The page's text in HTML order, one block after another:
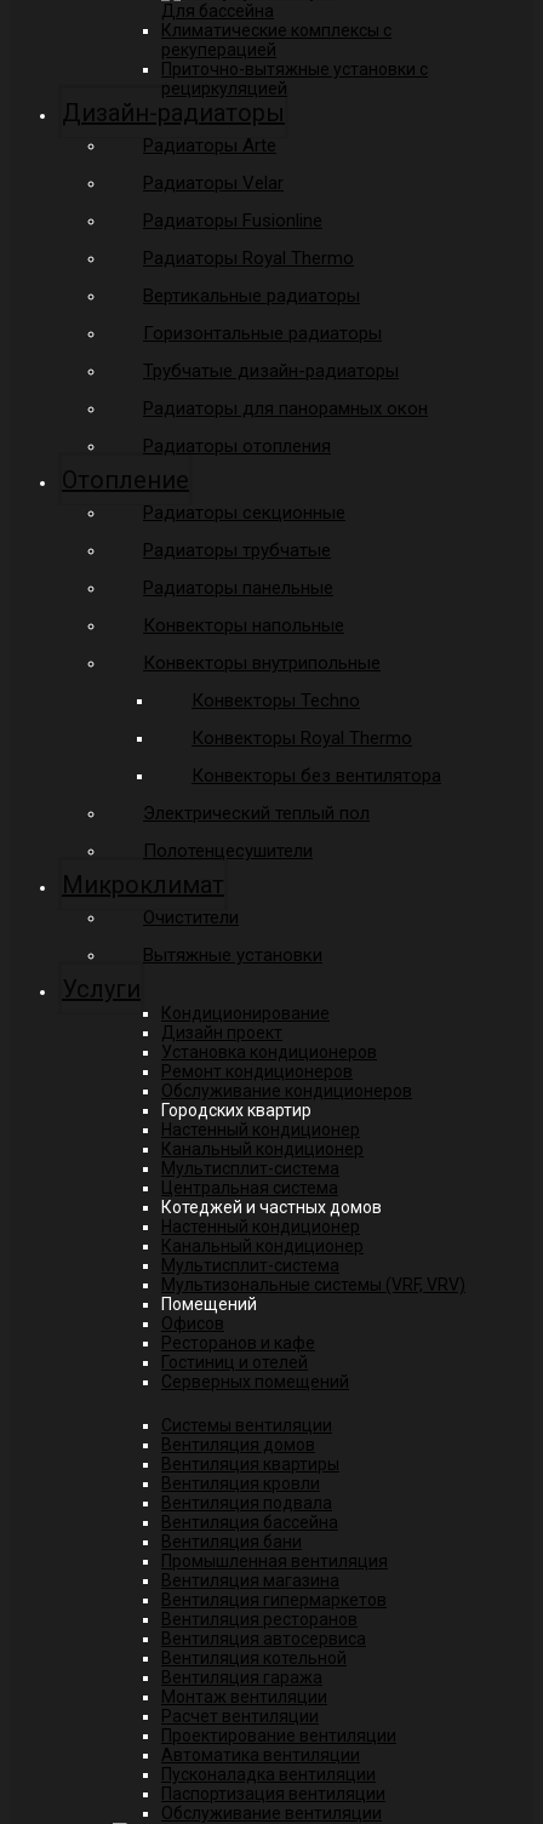
Для бассейна
Климатические комплексы с
рекуперацией
Приточно-вытяжные установки с
рециркуляцией
Дизайн-радиаторы
Радиаторы Arte
Радиаторы Velar
Радиаторы Fusionline
Радиаторы Royal Thermo
Вертикальные радиаторы
Горизонтальные радиаторы
Трубчатые дизайн-радиаторы
Радиаторы для панорамных окон
Радиаторы отопления
Отопление
Радиаторы секционные
Радиаторы трубчатые
Радиаторы панельные
Конвекторы напольные
Конвекторы внутрипольные
Конвекторы Techno
Конвекторы Royal Thermo
Конвекторы без вентилятора
Электрический теплый пол
Полотенцесушители
Микроклимат
Очистители
Вытяжные установки
Услуги
Кондиционирование
Дизайн проект
Установка кондиционеров
Ремонт кондиционеров
Обслуживание кондиционеров
Городских квартир
Настенный кондиционер
Канальный кондиционер
Мультисплит-система
Центральная система
Котеджей и частных домов
Настенный кондиционер
Канальный кондиционер
Мультисплит-система
Мультизональные системы (VRF, VRV)
Помещений
Офисов
Ресторанов и кафе
Гостиниц и отелей
Серверных помещений
Системы вентиляции
Вентиляция домов
Вентиляция квартиры
Вентиляция кровли
Вентиляция подвала
Вентиляция бассейна
Вентиляция бани
Промышленная вентиляция
Вентиляция магазина
Вентиляция гипермаркетов
Вентиляция ресторанов
Вентиляция автосервиса
Вентиляция котельной
Вентиляция гаража
Монтаж вентиляции
Расчет вентиляции
Проектирование вентиляции
Автоматика вентиляции
Пусконаладка вентиляции
Паспортизация вентиляции
Обслуживание вентиляции